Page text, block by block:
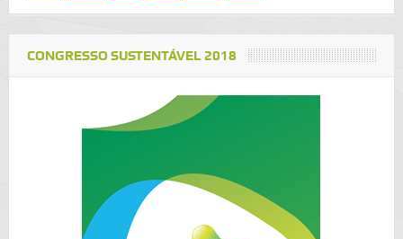
CONGRESSO SUSTENTÁVEL 2018